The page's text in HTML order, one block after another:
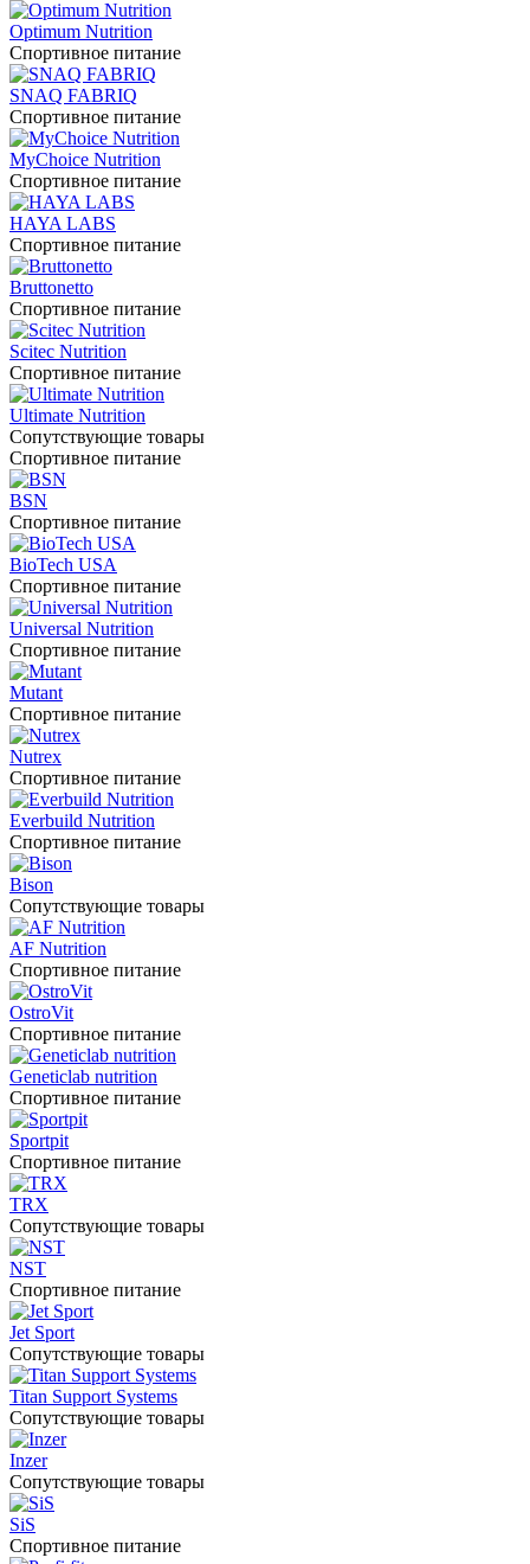
Optimum Nutrition
Спортивное питание
SNAQ FABRIQ
Спортивное питание
MyChoice Nutrition
Спортивное питание
HAYA LABS
Спортивное питание
Bruttonetto
Спортивное питание
Scitec Nutrition
Спортивное питание
Ultimate Nutrition
Сопутствующие товары
Спортивное питание
BSN
Спортивное питание
BioTech USA
Спортивное питание
Universal Nutrition
Спортивное питание
Mutant
Спортивное питание
Nutrex
Спортивное питание
Everbuild Nutrition
Спортивное питание
Bison
Сопутствующие товары
AF Nutrition
Спортивное питание
OstroVit
Спортивное питание
Geneticlab nutrition
Спортивное питание
Sportpit
Спортивное питание
TRX
Сопутствующие товары
NST
Спортивное питание
Jet Sport
Сопутствующие товары
Titan Support Systems
Сопутствующие товары
Inzer
Сопутствующие товары
SiS
Спортивное питание